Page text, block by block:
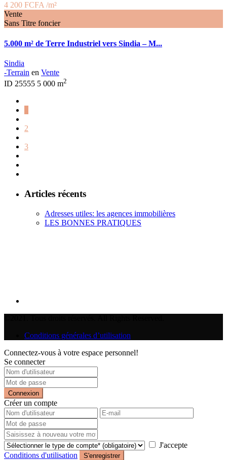
4 200 FCFA /m²
Vente
Sans Titre foncier
5.000 m² de Terre Industriel vers Sindia – M...
Sindia
-Terrain en Vente
ID 25555 5 000 m2
2
3
Articles récents
Adresses utiles: les agences immobilières
LES BONNES PRATIQUES
Conditions générales d’utilisation
Connectez-vous à votre espace personnel!
Se connecter
Connexion
Créer un compte
J'accepte
Conditions d'utilisation
S'enregistrer